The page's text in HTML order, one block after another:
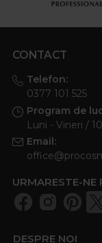
CONTACT
Telefon:
0377 101 525
Program de
Luni - Vineri /
Email:
URMARESTE-NE
DESPRE NOI